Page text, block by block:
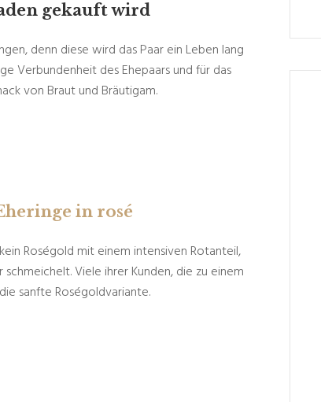
gekauft wird
denn diese wird das Paar ein Leben lang
Verbundenheit des Ehepaars und für das
von Braut und Bräutigam.
Roségold mit einem intensiven Rotanteil,
Viele ihrer Kunden, die zu einem
sanfte Roségoldvariante.